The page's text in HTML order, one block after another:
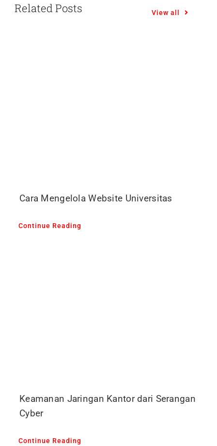
Related Posts View all
Cara Mengelola Website Universitas
Continue Reading
Keamanan Jaringan Kantor dari Serangan
Cyber
Continue Reading